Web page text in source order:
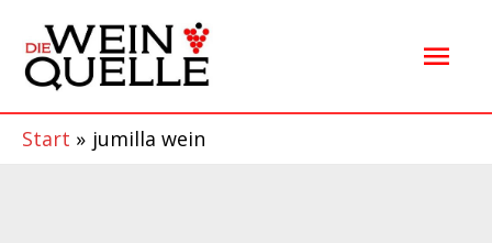
Inhalt
springen
Start jumilla wein